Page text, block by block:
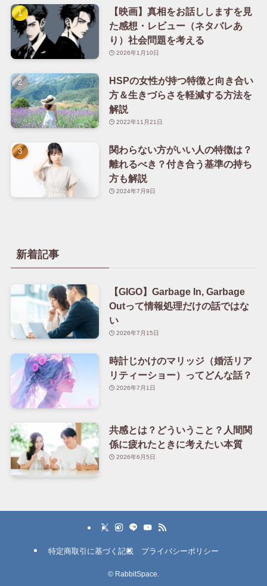
【映画】真相をお話ししますを見
た感想・レビュー（ネタバレあ
り）社会問題を考える
2026年1月10日
HSPの女性が持つ特徴と向き合い
方＆生きづらさを軽減する方法を
解説
2022年11月21日
関わらない方がいい人の特徴は？
離れるべき？付き合う基準の持ち
方も解説
2024年7月9日
新着記事
【GIGO】Garbage In, Garbage
Outって情報処理だけの話ではな
い
2026年7月15日
時計じかけのマリッジ（婚活リア
リティーショー）ってどんな話？
2026年7月1日
共感とは？どういうこと？人間関
係に疲れたときに考えたい本質
2026年6月5日
特定商取引に基づく記載 プライバシーポリシー
© RabbitSpace.